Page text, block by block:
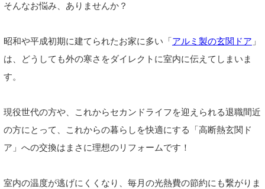
そんなお悩み、ありませんか？
昭和や平成初期に建てられたお家に多い「アルミ製の玄関ドア 」
は、どうしても外の寒さをダイレクトに室内に伝えてしまいま
す。
現役世代の方や、これからセカンドライフを迎えられる退職間近
の方にとって、これからの暮らしを快適にする「高断熱玄関ド
ア」への交換はまさに理想のリフォームです！
室内の温度が逃げにくくなり、毎月の光熱費の節約にも繋がりま